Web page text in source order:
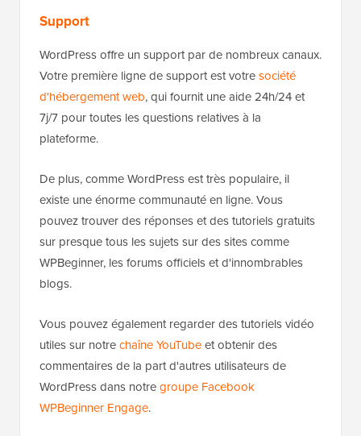
Support
WordPress offre un support par de nombreux canaux.
Votre première ligne de support est votresociété
d'hébergement web, qui fournit une aide 24h/24 et
7j/7 pour toutes les questions relatives à la
plateforme.
De plus, comme WordPress est très populaire, il
existe une énorme communauté en ligne. Vous
pouvez trouver des réponses et des tutoriels gratuits
sur presque tous les sujets sur des sites comme
WPBeginner, les forums officiels et d'innombrables
blogs.
Vous pouvez également regarder des tutoriels vidéo
utiles sur notrechaîne YouTubeet obtenir des
commentaires de la part d'autres utilisateurs de
WordPress dans notregroupe Facebook
WPBeginner Engage.